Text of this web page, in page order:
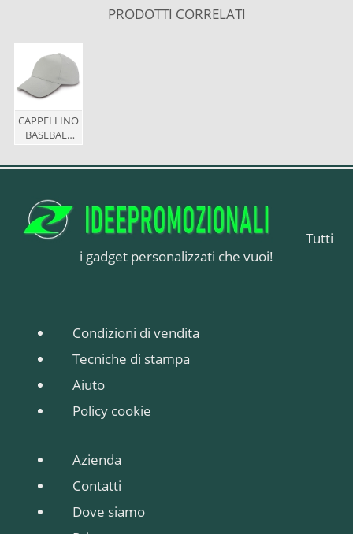
PRODOTTI CORRELATI
CAPPELLINO
BASEBALL
COTONE
CON VS
Tutti
i gadget personalizzati che vuoi!
Condizioni di vendita
Tecniche di stampa
Aiuto
Policy cookie
Azienda
Contatti
Dove siamo